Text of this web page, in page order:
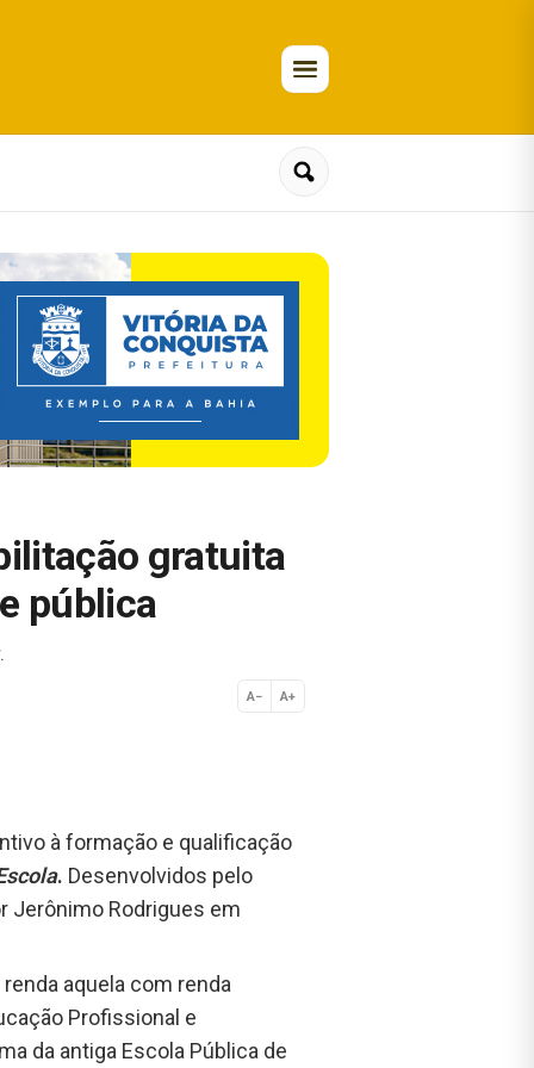
gratuita
pública
A− A+
Normal
à formação e qualificação
. Desenvolvidos pelo
Jerônimo Rodrigues em
aquela com renda
Profissional e
da antiga Escola Pública de